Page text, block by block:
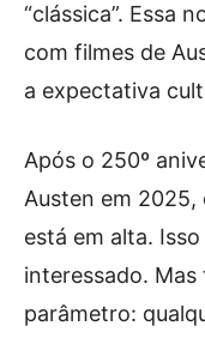
“clássica”. Essa
com filmes de
a expectativa
Após o 250º
Austen em
está em alta.
interessado.
parâmetro: